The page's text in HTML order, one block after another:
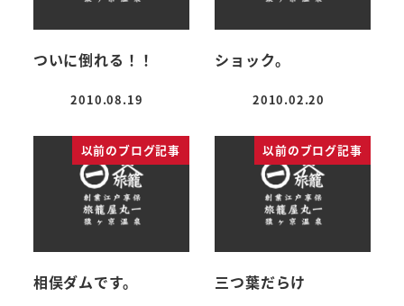
ついに倒れる！！
投稿日
2010.08.19
ショック。
投稿日
2010.02.20
以前のブログ記事
相俣ダムです。
以前のブログ記事
三つ葉だらけ